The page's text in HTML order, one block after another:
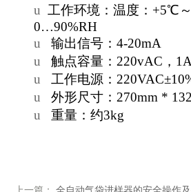
u
工作环境：温度： +5℃
0…90%RH
u
输出信号：4-20mA
u
触点容量： 220vAC ，
u
工作电源： 220VAC±
u
外形尺寸： 270mm *
u
重量：约3kg